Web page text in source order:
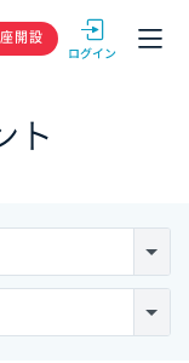
GMOクリック
開設
ト